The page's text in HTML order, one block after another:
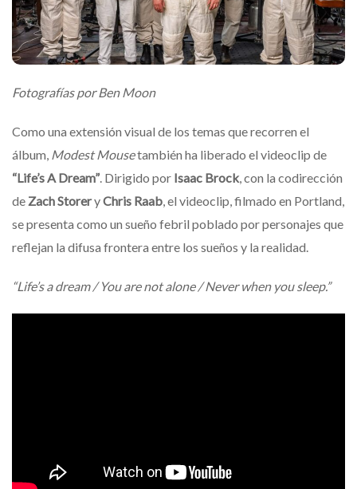
Fotografías por Ben Moon
Como una extensión visual de los temas que recorren el
álbum, Modest Mousetambién ha liberado el videoclip de
“Life’s A Dream”. Dirigido por Isaac Brock, con la codirección
de Zach StoreryChris Raab, el videoclip, filmado en Portland,
se presenta como un sueño febril poblado por personajes que
reflejan la difusa frontera entre los sueños y la realidad.
“Life’s a dream / You are not alone / Never when you sleep.”